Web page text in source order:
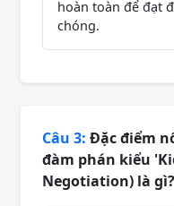
hoàn toàn để đạt
chóng.
Câu 3: Đặc điểm
đàm phán kiểu
Negotiation) là gì?